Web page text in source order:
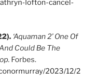
lofton-cancel-
‘Aquaman 2’ One Of
Could Be The
Forbes.
2023/12/2